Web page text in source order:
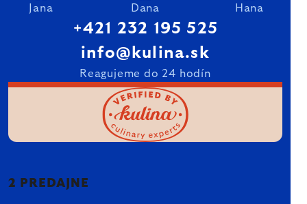
Jana Dana Hana
+421 232 195 525
info@kulina.sk
Reagujeme do 24 hodín
2 PREDAJNE